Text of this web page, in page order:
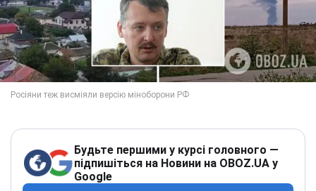
Будьте першими у курсі головного —
підпишіться на Новини на OBOZ.UA у
Google